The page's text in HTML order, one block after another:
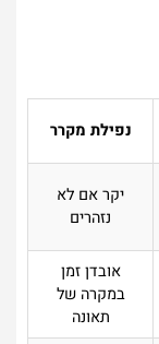
נפילת מקרר
יקר אם לא
נזהרים
אובדן זמן
במקרה של
תאונה